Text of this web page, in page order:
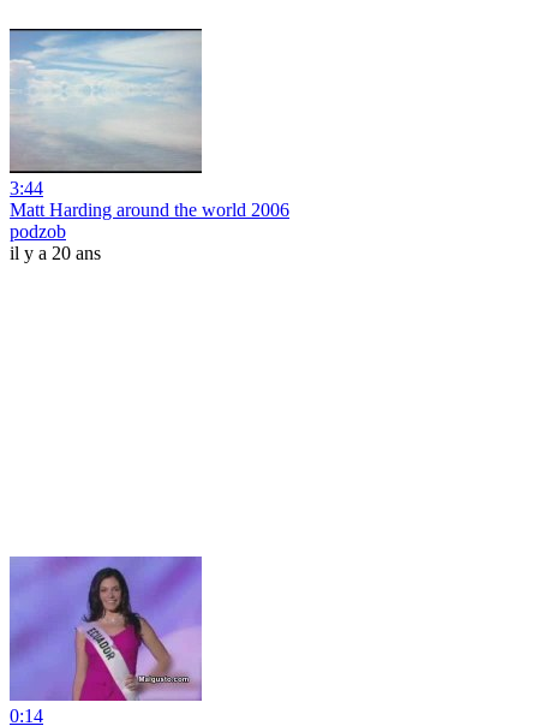
3:44
Matt Harding around the world 2006
podzob
il y a 20 ans
0:14